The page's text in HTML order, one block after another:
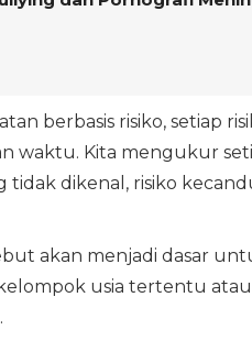
berbasis risiko, setiap
waktu. Kita mengukur
dikenal, risiko
akan menjadi dasar
usia tertentu